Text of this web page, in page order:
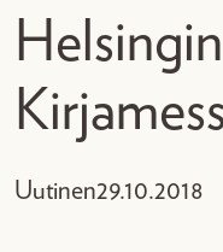
Helsingin
Uutinen29.10.2018